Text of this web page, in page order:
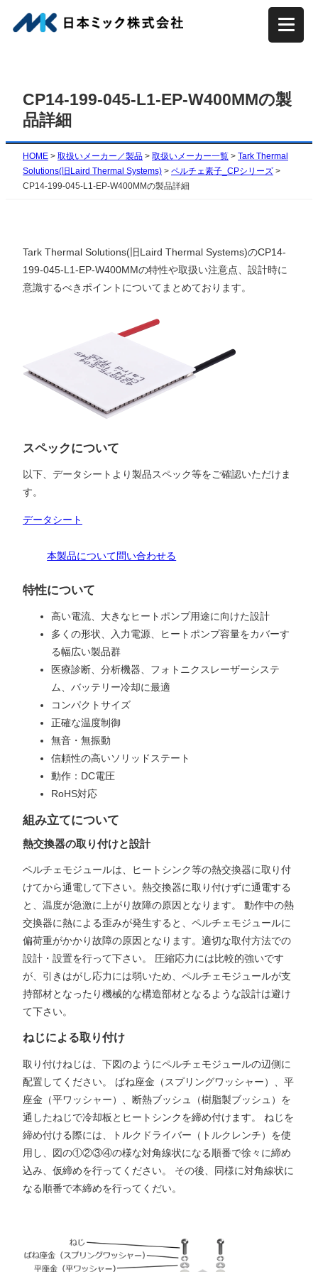
容
CP14-199-045-L1-EP-W400MMの製
品詳細
HOME > 取扱いメーカー／製品 > 取扱いメーカー一覧 > Tark Thermal
Solutions(旧Laird Thermal Systems) > ペルチェ素子_CPシリーズ >
CP14-199-045-L1-EP-W400MMの製品詳細
Tark Thermal Solutions(旧Laird Thermal Systems)のCP14-
199-045-L1-EP-W400MMの特性や取扱い注意点、設計時に
意識するべきポイントについてまとめております。
スペックについて
以下、データシートより製品スペック等をご確認いただけま
す。
データシート
本製品について問い合わせる
特性について
高い電流、大きなヒートポンプ用途に向けた設計
多くの形状、入力電源、ヒートポンプ容量をカバーす
る幅広い製品群
医療診断、分析機器、フォトニクスレーザーシステ
ム、バッテリー冷却に最適
コンパクトサイズ
正確な温度制御
無音・無振動
信頼性の高いソリッドステート
動作：DC電圧
RoHS対応
組み立てについて
熱交換器の取り付けと設計
ペルチェモジュールは、ヒートシンク等の熱交換器に取り付
けてから通電して下さい。熱交換器に取り付けずに通電する
と、温度が急激に上がり故障の原因となります。 動作中の熱
交換器に熱による歪みが発生すると、ペルチェモジュールに
偏荷重がかかり故障の原因となります。適切な取付方法での
設計・設置を行って下さい。 圧縮応力には比較的強いです
が、引きはがし応力には弱いため、ペルチェモジュールが支
持部材となったり機械的な構造部材となるような設計は避け
て下さい。
ねじによる取り付け
取り付けねじは、下図のようにペルチェモジュールの辺側に
配置してください。 ばね座金（スプリングワッシャー）、平
座金（平ワッシャー）、断熱ブッシュ（樹脂製ブッシュ）を
通したねじで冷却板とヒートシンクを締め付けます。 ねじを
締め付ける際には、トルクドライバー（トルクレンチ）を使
用し、図の①②③④の様な対角線状になる順番で徐々に締め
込み、仮締めを行ってください。 その後、同様に対角線状に
なる順番で本締めを行ってくだい。